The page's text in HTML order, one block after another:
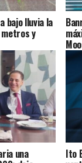
bajo lluvia la
y
una Ito